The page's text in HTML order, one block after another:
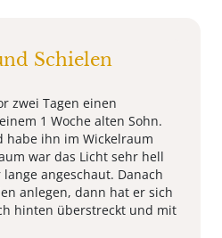
Schielen
zwei Tagen einen
1 Woche alten Sohn.
habe ihn im Wickelraum
war das Licht sehr hell
angeschaut. Danach
anlegen, dann hat er sich
hinten überstreckt und mit